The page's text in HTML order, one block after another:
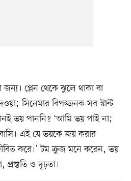
জন্য। প্লেন থেকে ঝুলে থাকা বা
সিনেমার বিপজ্জনক সব স্টান্ট
ভয় পাননি? ‘আমি ভয় পাই না;
এই যে ভয়কে জয় করার
করে।’ টম ক্রুজ মনে করেন, ভয়
প্রস্তুতি ও দৃঢ়তা।